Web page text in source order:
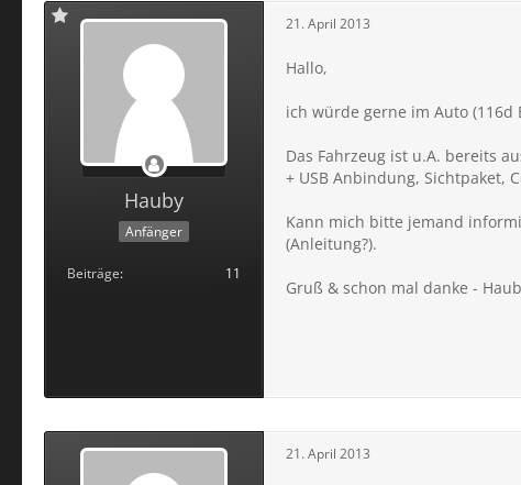
Hauby
Anfänger
Beiträge 11
21. April 2013
Hallo,
ich würde gerne im Auto
Das Fahrzeug ist u.A. bereits
+ USB Anbindung, Sichtpaket,
Kann mich bitte jemand
(Anleitung?).
Gruß & schon mal danke -
21. April 2013